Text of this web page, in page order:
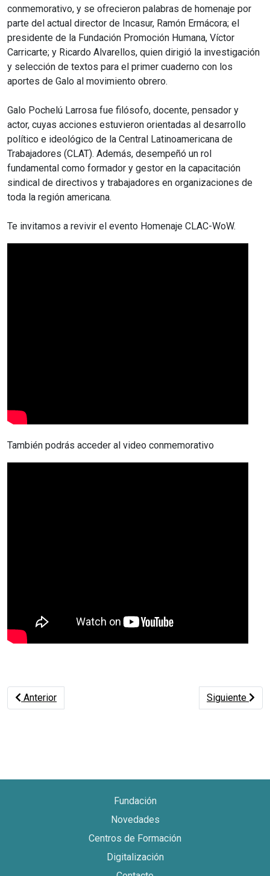
conmemorativo, y se ofrecieron palabras de homenaje por
parte del actual director de Incasur, Ramón Ermácora; el
presidente de la Fundación Promoción Humana, Víctor
Carricarte; y Ricardo Alvarellos, quien dirigió la investigación
y selección de textos para el primer cuaderno con los
aportes de Galo al movimiento obrero.
Galo Pochelú Larrosa fue filósofo, docente, pensador y
actor, cuyas acciones estuvieron orientadas al desarrollo
político e ideológico de la Central Latinoamericana de
Trabajadores (CLAT). Además, desempeñó un rol
fundamental como formador y gestor en la capacitación
sindical de directivos y trabajadores en organizaciones de
toda la región americana.
Te invitamos a revivir el evento Homenaje CLAC-WoW.
También podrás acceder al video conmemorativo
Artículo anterior: Reviví la presentación del informe: "El
Anterior Artículo
Siguiente
Fundación
Novedades
Centros de Formación
Digitalización